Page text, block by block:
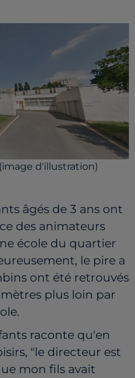
d'illustration)
âgés de 3 ans ont
des animateurs
école du quartier
le pire a
ont été retrouvés
plus loin par
raconte qu'en
"le directeur est
mon fils avait